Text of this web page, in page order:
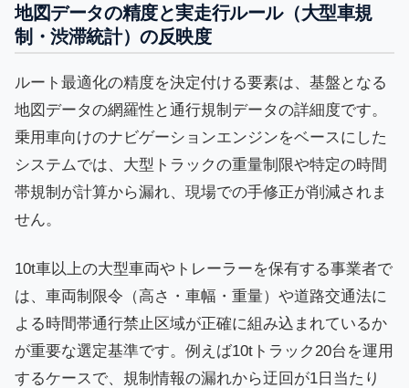
地図データの精度と実走行ルール（大型車規
制・渋滞統計）の反映度
ルート最適化の精度を決定付ける要素は、基盤となる
地図データの網羅性と通行規制データの詳細度です。
乗用車向けのナビゲーションエンジンをベースにした
システムでは、大型トラックの重量制限や特定の時間
帯規制が計算から漏れ、現場での手修正が削減されま
せん。
10t車以上の大型車両やトレーラーを保有する事業者で
は、車両制限令（高さ・車幅・重量）や道路交通法に
よる時間帯通行禁止区域が正確に組み込まれているか
が重要な選定基準です。例えば10tトラック20台を運用
するケースで、規制情報の漏れから迂回が1日当たり